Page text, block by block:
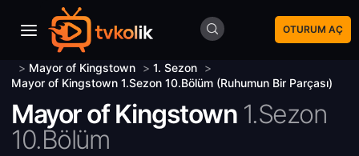
OTURUM AÇ
> Mayor of Kingstown > 1. Sezon >
Mayor of Kingstown 1.Sezon 10.Bölüm (Ruhumun Bir Parçası)
Mayor of Kingstown 1.Sezon
10.Bölüm